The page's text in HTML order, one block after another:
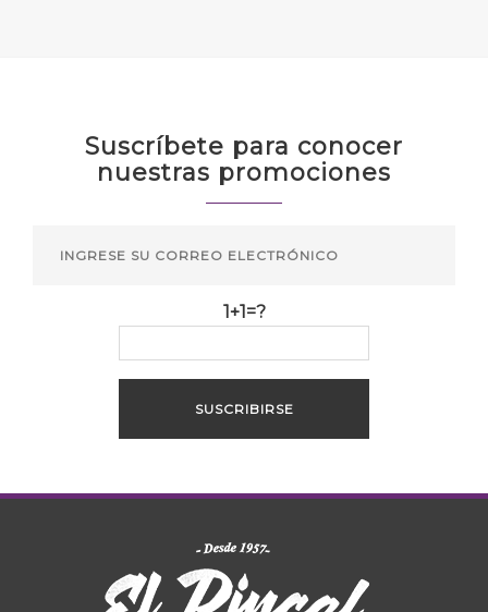
Suscríbete para conocer
nuestras promociones
1+1=?